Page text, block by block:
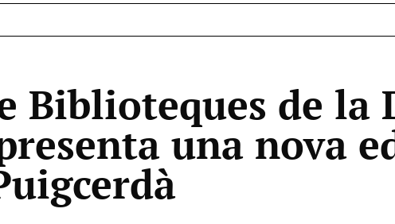
Biblioteques de la
una nova